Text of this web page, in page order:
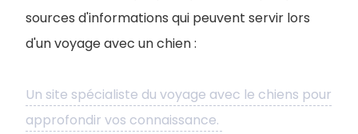
sources d'informations qui peuvent servir lors
d'un voyage avec un chien :
Un site spécialiste du voyage avec le chiens pour
approfondir vos connaissance.